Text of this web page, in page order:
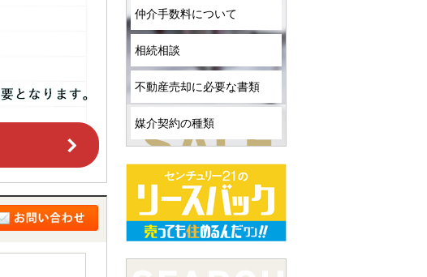
仲介手数料について
相続相談
不動産売却に必要な書類
媒介契約の種類